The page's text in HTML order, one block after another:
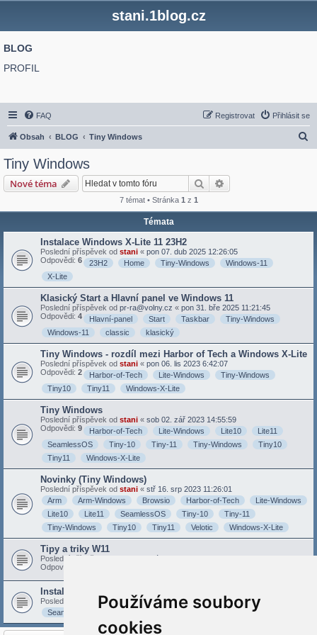
Používáme soubory
cookies
stani.1blog.cz
BLOG
PROFIL
FAQ Přihlásit se
Registrovat
Obsah BLOG Tiny Windows
Tiny Windows
Nové téma Hledat
7 témat • Stránka 1 z 1
Témata
Instalace Windows X-Lite 11 23H2
Poslední příspěvek od stani « pon 07. dub 2025 12:26:05
Odpovědi: 6 23H2 Home Tiny-Windows
Windows-11
X-Lite
Klasický Start a Hlavní panel ve Windows 11
Poslední příspěvek od pr-ra@volny.cz « pon 31. bře 2025 11:21:45
Odpovědi: 4 Hlavní-panel Start Taskbar
Tiny-Windows
Windows-11
classic klasický
Tiny Windows - rozdíl mezi Harbor of Tech a Windows X-Lite
Poslední příspěvek od stani « pon 06. lis 2023 6:42:07
Odpovědi: 2 Harbor-of-Tech Lite-Windows
Tiny-Windows
Tiny10
Tiny11 Windows-X-Lite
Tiny Windows
Poslední příspěvek od stani « sob 02. zář 2023 14:55:59
Odpovědi: 9 Harbor-of-Tech Lite-Windows Lite10
Lite11
SeamlessOS
Tiny-10 Tiny-11 Tiny-Windows
Tiny10
Tiny11
Windows-X-Lite
Novinky (Tiny Windows)
Poslední příspěvek od stani « stř 16. srp 2023 11:26:01
Arm
Arm-Windows Browsio Harbor-of-Tech
Lite-Windows
Lite10
Lite11 SeamlessOS Tiny-10
Tiny-11
Tiny-Windows
Tiny10 Tiny11 Velotic Windows-X-Lite
Tipy a triky W11
Poslední příspěvek od
pát 04. srp 2023 18:57:12
Odpovědi:
Instalace Tiny Windows
Poslední příspěvek odstani«sob 01. črc 2023 10:16:50
SeamlessOS